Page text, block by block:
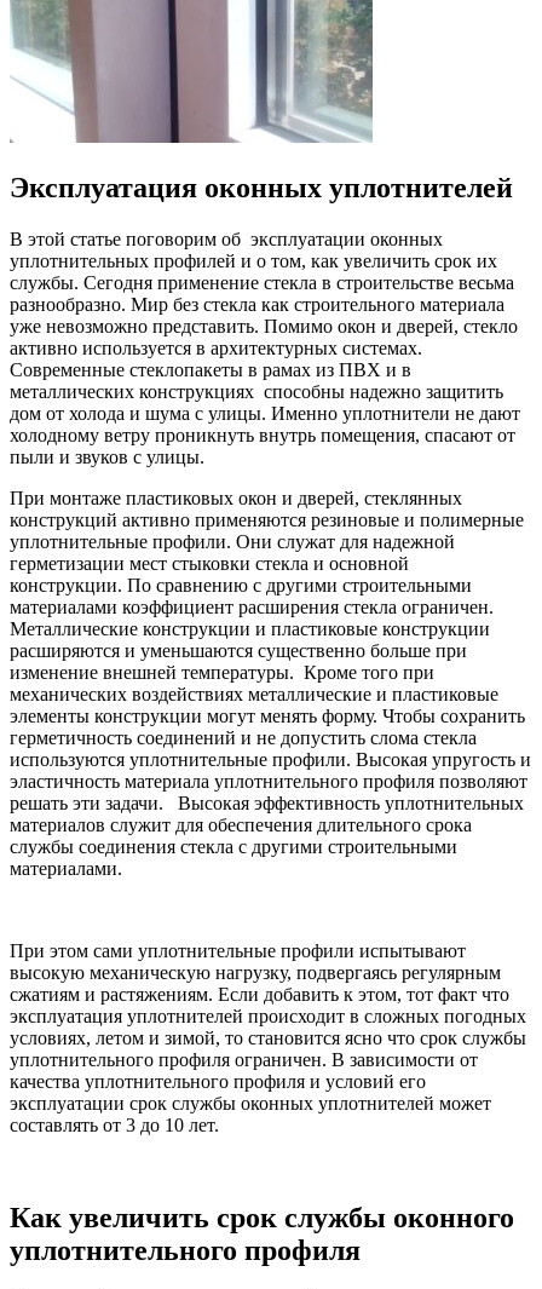
Эксплуатация оконных уплотнителей
В этой статье поговорим об эксплуатации оконных
уплотнительных профилей и о том, как увеличить срок их
службы. Сегодня применение стекла в строительстве весьма
разнообразно. Мир без стекла как строительного материала
уже невозможно представить. Помимо окон и дверей, стекло
активно используется в архитектурных системах.
Современные стеклопакеты в рамах из ПВХ и в
металлических конструкциях способны надежно защитить
дом от холода и шума с улицы. Именно уплотнители не дают
холодному ветру проникнуть внутрь помещения, спасают от
пыли и звуков с улицы.
При монтаже пластиковых окон и дверей, стеклянных
конструкций активно применяются резиновые и полимерные
уплотнительные профили. Они служат для надежной
герметизации мест стыковки стекла и основной
конструкции. По сравнению с другими строительными
материалами коэффициент расширения стекла ограничен.
Металлические конструкции и пластиковые конструкции
расширяются и уменьшаются существенно больше при
изменение внешней температуры. Кроме того при
механических воздействиях металлические и пластиковые
элементы конструкции могут менять форму. Чтобы сохранить
герметичность соединений и не допустить слома стекла
используются уплотнительные профили. Высокая упругость и
эластичность материала уплотнительного профиля позволяют
решать эти задачи. Высокая эффективность уплотнительных
материалов служит для обеспечения длительного срока
службы соединения стекла с другими строительными
материалами.
При этом сами уплотнительные профили испытывают
высокую механическую нагрузку, подвергаясь регулярным
сжатиям и растяжениям. Если добавить к этом, тот факт что
эксплуатация уплотнителей происходит в сложных погодных
условиях, летом и зимой, то становится ясно что срок службы
уплотнительного профиля ограничен. В зависимости от
качества уплотнительного профиля и условий его
эксплуатации срок службы оконных уплотнителей может
составлять от 3 до 10 лет.
Как увеличить срок службы оконного
уплотнительного профиля